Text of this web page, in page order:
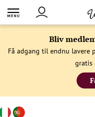
Bliv
Få adgang til endnu lavere
gratis